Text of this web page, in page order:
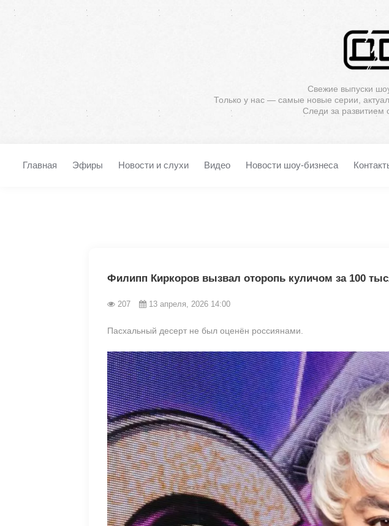
Свежие выпуски
Только у нас — самые новые серии,
Следи за развитием
Главная Эфиры Новости и слухи Видео Новости шоу-бизнеса
Филипп Киркоров вызвал оторопь куличом за 100
207 13 апреля, 2026 14:00
Пасхальный десерт не был оценён россиянами.